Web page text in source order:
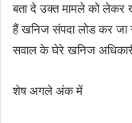
बता दे उक्त मामले को लेकर
हैं खनिज संपदा लोड कर जा
सवाल के घेरे खनिज
शेष अगले अंक में